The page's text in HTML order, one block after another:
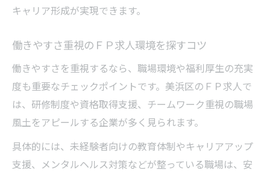
キャリア形成が実現できます。
働きやすさ重視のＦＰ求人環境を探すコツ
働きやすさを重視するなら、職場環境や福利厚生の充実
度も重要なチェックポイントです。美浜区のＦＰ求人で
は、研修制度や資格取得支援、チームワーク重視の職場
風土をアピールする企業が多く見られます。
具体的には、未経験者向けの教育体制やキャリアアップ
支援、メンタルヘルス対策などが整っている職場は、安